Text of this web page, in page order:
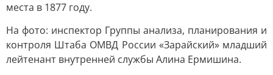
места в 1877 году.
На фото: инспектор Группы анализа, планирования и
контроля Штаба ОМВД России «Зарайский» младший
лейтенант внутренней службы Алина Ермишина.